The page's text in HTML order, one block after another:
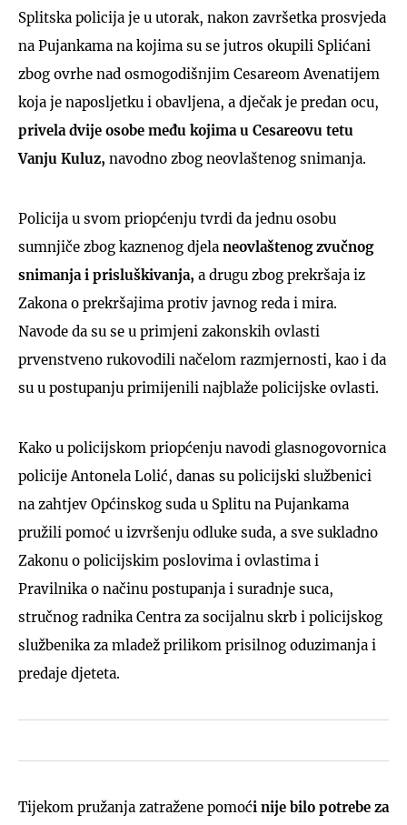
Splitska policija je u utorak, nakon završetka prosvjeda
na Pujankama na kojima su se jutros okupili Splićani
zbog ovrhe nad osmogodišnjim Cesareom Avenatijem
koja je naposljetku i obavljena, a dječak je predan ocu,
privela dvije osobe među kojima u Cesareovu tetu
Vanju Kuluz, navodno zbog neovlaštenog snimanja.
Policija u svom priopćenju tvrdi da jednu osobu
sumnjiče zbog kaznenog djela neovlaštenog zvučnog
snimanja i prisluškivanja, a drugu zbog prekršaja iz
Zakona o prekršajima protiv javnog reda i mira.
Navode da su se u primjeni zakonskih ovlasti
prvenstveno rukovodili načelom razmjernosti, kao i da
su u postupanju primijenili najblaže policijske ovlasti.
Kako u policijskom priopćenju navodi glasnogovornica
policije Antonela Lolić, danas su policijski službenici
na zahtjev Općinskog suda u Splitu na Pujankama
pružili pomoć u izvršenju odluke suda, a sve sukladno
Zakonu o policijskim poslovima i ovlastima i
Pravilnika o načinu postupanja i suradnje suca,
stručnog radnika Centra za socijalnu skrb i policijskog
službenika za mladež prilikom prisilnog oduzimanja i
predaje djeteta.
Tijekom pružanja zatražene pomoći nije bilo potrebe za